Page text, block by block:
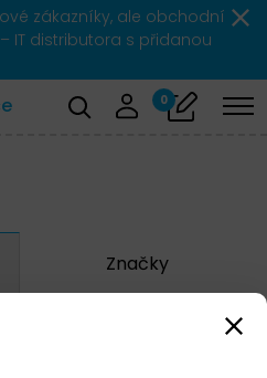
zákazníky, ale obchodní
IT distributora s přidanou
0
Značky